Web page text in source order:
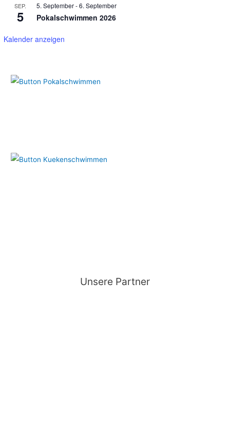
SEP.
5
5. September-6. September
Pokalschwimmen 2026
Kalender anzeigen
Unsere Partner